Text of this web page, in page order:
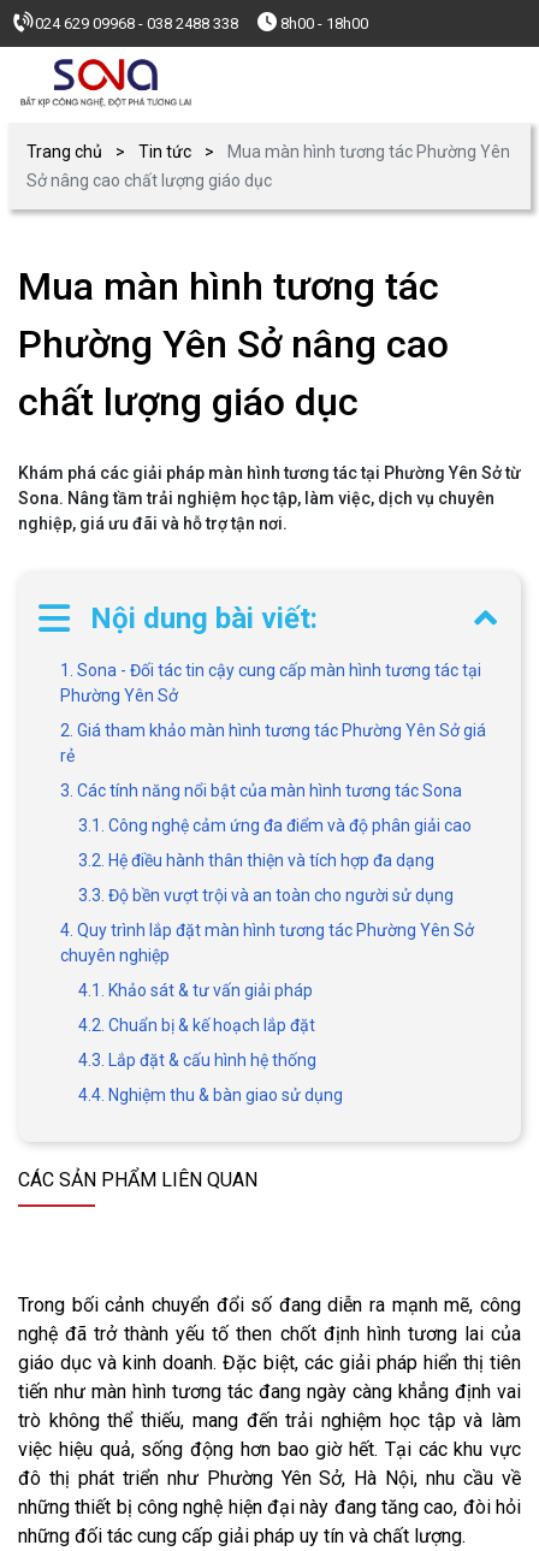
024 629 09968 - 038 2488 338 8h00 - 18h00
Trang chủ Tin tức
Mua màn hình tương tác Phường Yên
Sở nâng cao chất lượng giáo dục
Mua màn hình tương tác
Phường Yên Sở nâng cao
chất lượng giáo dục
Khám phá các giải pháp màn hình tương tác tại Phường Yên Sở từ
Sona. Nâng tầm trải nghiệm học tập, làm việc, dịch vụ chuyên
nghiệp, giá ưu đãi và hỗ trợ tận nơi.
Nội dung bài viết:
1. Sona - Đối tác tin cậy cung cấp màn hình tương tác tại
Phường Yên Sở
2. Giá tham khảo màn hình tương tác Phường Yên Sở giá
rẻ
3. Các tính năng nổi bật của màn hình tương tác Sona
3.1. Công nghệ cảm ứng đa điểm và độ phân giải cao
3.2. Hệ điều hành thân thiện và tích hợp đa dạng
3.3. Độ bền vượt trội và an toàn cho người sử dụng
4. Quy trình lắp đặt màn hình tương tác Phường Yên Sở
chuyên nghiệp
4.1. Khảo sát & tư vấn giải pháp
4.2. Chuẩn bị & kế hoạch lắp đặt
4.3. Lắp đặt & cấu hình hệ thống
4.4. Nghiệm thu & bàn giao sử dụng
CÁC SẢN PHẨM LIÊN QUAN
Trong bối cảnh chuyển đổi số đang diễn ra mạnh mẽ, công
nghệ đã trở thành yếu tố then chốt định hình tương lai của
giáo dục và kinh doanh. Đặc biệt, các giải pháp hiển thị tiên
tiến như màn hình tương tác đang ngày càng khẳng định vai
trò không thể thiếu, mang đến trải nghiệm học tập và làm
việc hiệu quả, sống động hơn bao giờ hết. Tại các khu vực
đô thị phát triển như Phường Yên Sở, Hà Nội, nhu cầu về
những thiết bị công nghệ hiện đại này đang tăng cao, đòi hỏi
những đối tác cung cấp giải pháp uy tín và chất lượng.